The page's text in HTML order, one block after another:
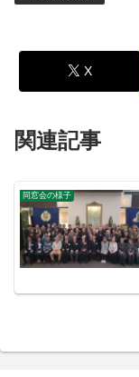
X
関連記事
同窓会の様子